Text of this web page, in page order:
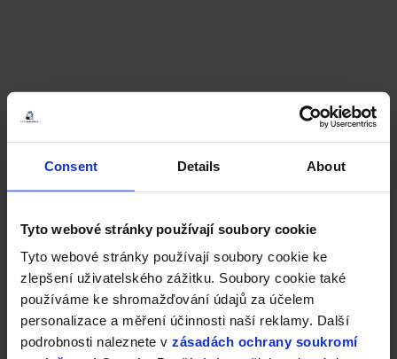
Consent Details About
Tyto webové stránky používají soubory cookie
Tyto webové stránky používají soubory cookie ke
zlepšení uživatelského zážitku. Soubory cookie také
používáme ke shromažďování údajů za účelem
personalizace a měření účinnosti naší reklamy. Další
podrobnosti naleznete v zásadách ochrany soukromí